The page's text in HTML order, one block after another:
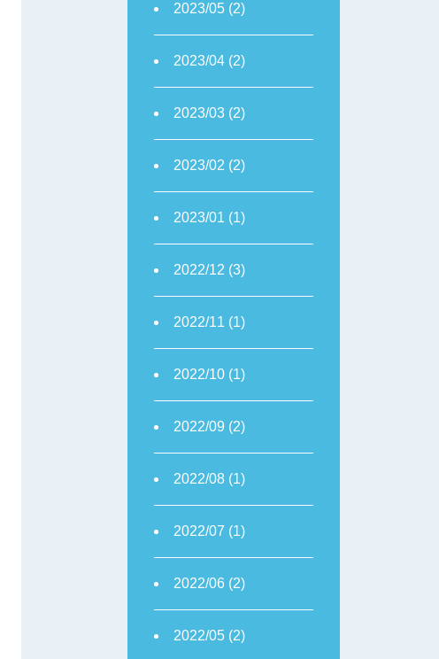
2023/05 (2)
2023/04 (2)
2023/03 (2)
2023/02 (2)
2023/01 (1)
2022/12 (3)
2022/11 (1)
2022/10 (1)
2022/09 (2)
2022/08 (1)
2022/07 (1)
2022/06 (2)
2022/05 (2)